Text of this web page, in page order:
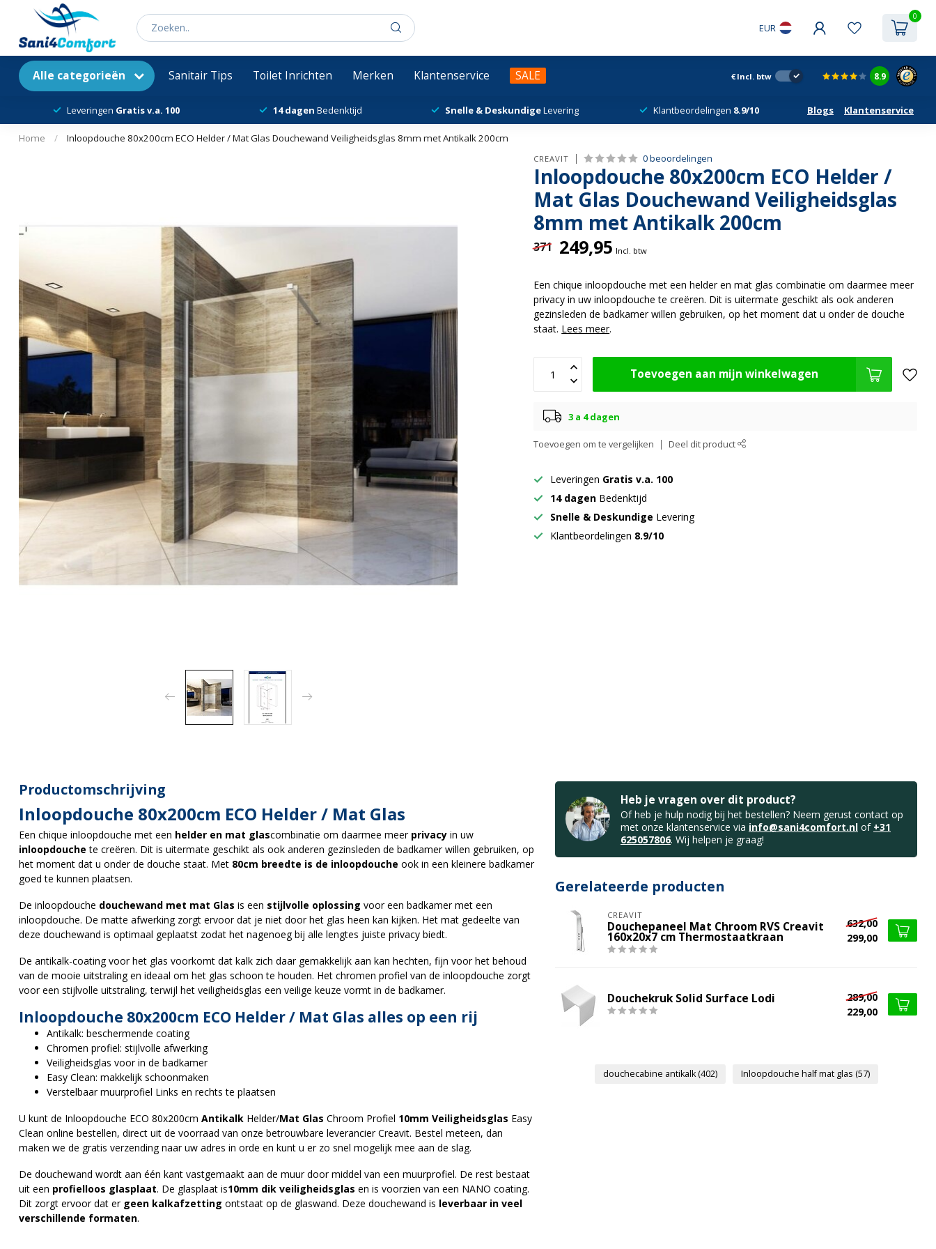
EUR
0
Alle categorieën Sanitair Tips Toilet Inrichten Merken Klantenservice SALE € Incl. btw 8.9
Leveringen Gratis v.a. 100 14 dagen Bedenktijd Snelle & DeskundigeLevering Klantbeordelingen 8.9/10 Blogs Klantenservice
Home / Inloopdouche 80x200cm ECO Helder / Mat Glas Douchewand Veiligheidsglas 8mm met Antikalk 200cm
CREAVIT 0 beoordelingen
Inloopdouche 80x200cm ECO Helder /
Mat Glas Douchewand Veiligheidsglas
8mm met Antikalk 200cm
371 249,95 Incl. btw
Een chique inloopdouche met een helder en mat glas combinatie om daarmee meer
privacy in uw inloopdouche te creëren. Dit is uitermate geschikt als ook anderen
gezinsleden de badkamer willen gebruiken, op het moment dat u onder de douche
staat. Lees meer.
Toevoegen aan mijn winkelwagen
3 a 4 dagen
Toevoegen om te vergelijken Deel dit product
Leveringen Gratis v.a. 100
14 dagen Bedenktijd
Snelle & Deskundige Levering
Klantbeordelingen 8.9/10
Productomschrijving
Inloopdouche 80x200cm ECO Helder / Mat Glas
Een chique inloopdouche met een helder en mat glascombinatie om daarmee meer privacy in uw
inloopdouchete creëren. Dit is uitermate geschikt als ook anderen gezinsleden de badkamer willen gebruiken, op
het moment dat u onder de douche staat. Met 80cm breedte is de inloopdouche ook in een kleinere badkamer
goed te kunnen plaatsen.
De inloopdouche douchewand met mat Glas is een stijlvolle oplossing voor een badkamer met een
inloopdouche. De matte afwerking zorgt ervoor dat je niet door het glas heen kan kijken. Het mat gedeelte van
deze douchewand is optimaal geplaatst zodat het nagenoeg bij alle lengtes juiste privacy biedt.
De antikalk-coating voor het glas voorkomt dat kalk zich daar gemakkelijk aan kan hechten, fijn voor het behoud
van de mooie uitstraling en ideaal om het glas schoon te houden. Het chromen profiel van de inloopdouche zorgt
voor een stijlvolle uitstraling, terwijl het veiligheidsglas een veilige keuze vormt in de badkamer.
Inloopdouche 80x200cm ECO Helder / Mat Glas alles op een rij
Antikalk: beschermende coating
Chromen profiel: stijlvolle afwerking
Veiligheidsglas voor in de badkamer
Easy Clean: makkelijk schoonmaken
Verstelbaar muurprofiel Links en rechts te plaatsen
U kunt de Inloopdouche ECO 80x200cm Antikalk Helder/Mat Glas Chroom Profiel 10mm Veiligheidsglas Easy
Clean online bestellen, direct uit de voorraad van onze betrouwbare leverancier Creavit. Bestel meteen, dan
maken we de gratis verzending naar uw adres in orde en kunt u er zo snel mogelijk mee aan de slag.
De douchewand wordt aan één kant vastgemaakt aan de muur door middel van een muurprofiel. De rest bestaat
uit een profielloos glasplaat. De glasplaat is10mm dik veiligheidsglas en is voorzien van een NANO coating.
Dit zorgt ervoor dat er geen kalkafzetting ontstaat op de glaswand. Deze douchewand is leverbaar in veel
verschillende formaten.
Heb je vragen over dit product?
Of heb je hulp nodig bij het bestellen? Neem gerust contact op
met onze klantenservice via info@sani4comfort.nl of +31
625057806. Wij helpen je graag!
Gerelateerde producten
CREAVIT
Douchepaneel Mat Chroom RVS Creavit
160x20x7 cm Thermostaatkraan
632,00
299,00
Douchekruk Solid Surface Lodi
289,00
229,00
douchecabine antikalk(402) Inloopdouche half mat glas (57)